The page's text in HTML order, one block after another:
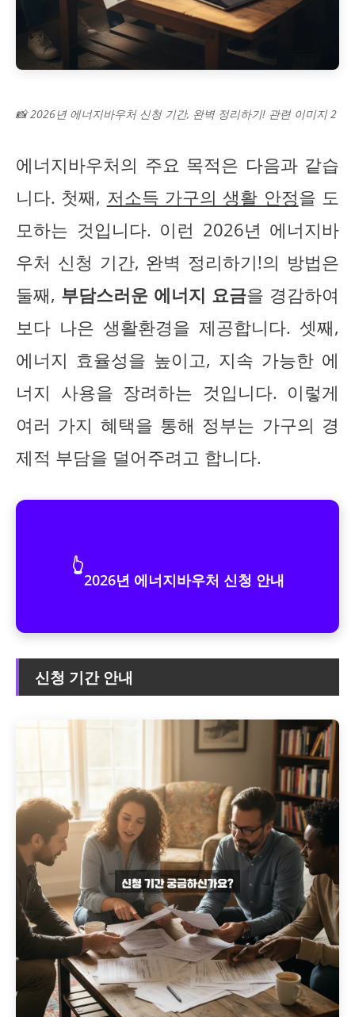
📸 2026년 에너지바우처 신청 기간, 완벽 정리하기! 관련 이미지 2
에너지바우처의 주요 목적은 다음과 같습
니다. 첫째, 저소득 가구의 생활 안정을 도
모하는 것입니다. 이런 2026년 에너지바
우처 신청 기간, 완벽 정리하기!의 방법은
둘째, 부담스러운 에너지 요금을 경감하여
보다 나은 생활환경을 제공합니다. 셋째,
에너지 효율성을 높이고, 지속 가능한 에
너지 사용을 장려하는 것입니다. 이렇게
여러 가지 혜택을 통해 정부는 가구의 경
제적 부담을 덜어주려고 합니다.
👆
2026년 에너지바우처 신청 안내
신청 기간 안내